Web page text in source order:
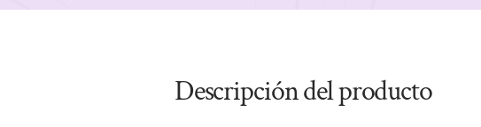
Descripción del producto